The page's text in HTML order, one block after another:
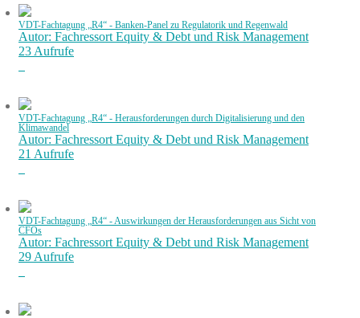
VDT-Fachtagung „R4“ - Banken-Panel zu Regulatorik und Regenwald
Autor: Fachressort Equity & Debt und Risk Management
23 Aufrufe
VDT-Fachtagung „R4“ - Herausforderungen durch Digitalisierung und den
Klimawandel
Autor: Fachressort Equity & Debt und Risk Management
21 Aufrufe
VDT-Fachtagung „R4“ - Auswirkungen der Herausforderungen aus Sicht von
CFOs
Autor: Fachressort Equity & Debt und Risk Management
29 Aufrufe